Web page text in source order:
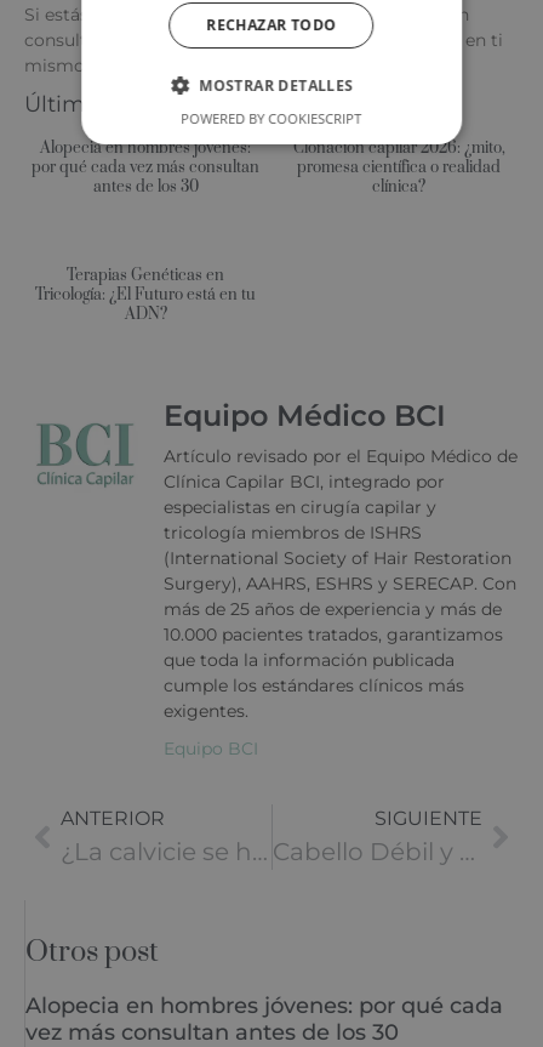
Si estás lidiando con pérdida de cabello, no dudes en
consultarnos. ¡Recupera la confianza en tu cabello y en ti
mismo!
Últimos posts:
Alopecia en hombres jóvenes:
por qué cada vez más consultan
antes de los 30
Clonación capilar 2026: ¿mito,
promesa científica o realidad
clínica?
Terapias Genéticas en
Tricología: ¿El Futuro está en tu
ADN?
Equipo Médico BCI
Artículo revisado por el Equipo Médico de
Clínica Capilar BCI, integrado por
especialistas en cirugía capilar y
tricología miembros de ISHRS
(International Society of Hair Restoration
Surgery), AAHRS, ESHRS y SERECAP. Con
más de 25 años de experiencia y más de
10.000 pacientes tratados, garantizamos
que toda la información publicada
cumple los estándares clínicos más
exigentes.
Equipo BCI
ANTERIOR
¿La calvicie se hereda del padre o de la madre?
SIGUIENTE
Cabello Débil y Quebradizo: Causas y Soluciones Efectivas
Otros post
Alopecia en hombres jóvenes: por qué cada
vez más consultan antes de los 30
RECHAZAR TODO
MOSTRAR DETALLES
POWERED BY COOKIESCRIPT